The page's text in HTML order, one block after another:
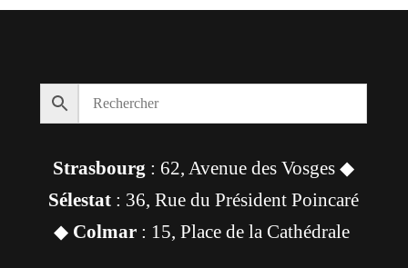
Strasbourg : 62, Avenue des Vosges ◆
Sélestat : 36, Rue du Président Poincaré
◆ Colmar: 15, Place de la Cathédrale